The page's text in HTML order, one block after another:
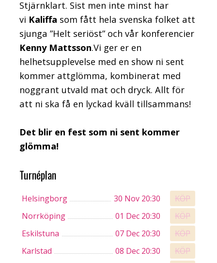
Stjärnklart. Sist men inte minst har
vi Kaliffa som fått hela svenska folket att
sjunga ”Helt seriöst” och vår konferencier
Kenny Mattsson.Vi ger er en
helhetsupplevelse med en show ni sent
kommer attglömma, kombinerat med
noggrant utvald mat och dryck. Allt för
att ni ska få en lyckad kväll tillsammans!
Det blir en fest som ni sent kommer
glömma!
Turnéplan
Helsingborg
30 Nov 20:30
Norrköping
01 Dec 20:30
Eskilstuna
07 Dec 20:30
Karlstad
08 Dec 20:30